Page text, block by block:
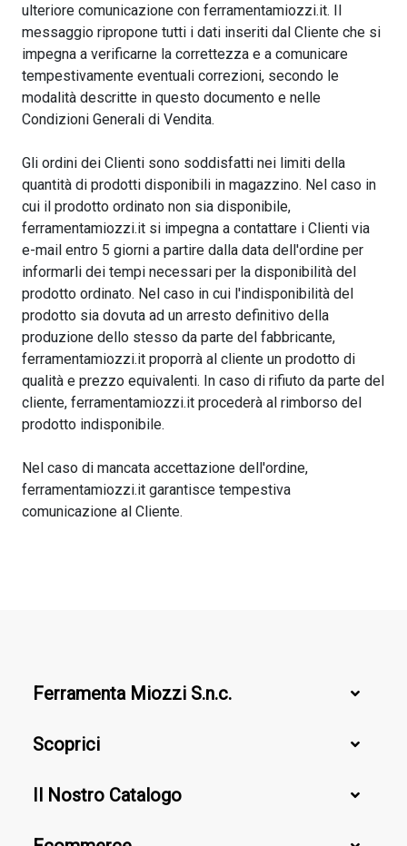
ulteriore comunicazione con ferramentamiozzi.it. Il
messaggio ripropone tutti i dati inseriti dal Cliente che si
impegna a verificarne la correttezza e a comunicare
tempestivamente eventuali correzioni, secondo le
modalità descritte in questo documento e nelle
Condizioni Generali di Vendita.
Gli ordini dei Clienti sono soddisfatti nei limiti della
quantità di prodotti disponibili in magazzino. Nel caso in
cui il prodotto ordinato non sia disponibile,
ferramentamiozzi.it si impegna a contattare i Clienti via
e-mail entro 5 giorni a partire dalla data dell'ordine per
informarli dei tempi necessari per la disponibilità del
prodotto ordinato. Nel caso in cui l'indisponibilità del
prodotto sia dovuta ad un arresto definitivo della
produzione dello stesso da parte del fabbricante,
ferramentamiozzi.it proporrà al cliente un prodotto di
qualità e prezzo equivalenti. In caso di rifiuto da parte del
cliente, ferramentamiozzi.it procederà al rimborso del
prodotto indisponibile.
Nel caso di mancata accettazione dell'ordine,
ferramentamiozzi.it garantisce tempestiva
comunicazione al Cliente.
Ferramenta Miozzi S.n.c.
Scoprici
Il Nostro Catalogo